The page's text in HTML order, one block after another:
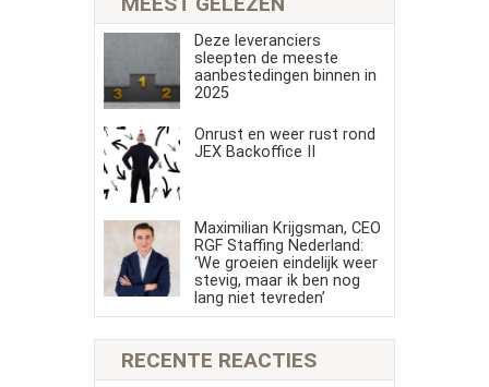
Deze leveranciers
sleepten de meeste
aanbestedingen binnen in
2025
Onrust en weer rust rond
JEX Backoffice II
Maximilian Krijgsman, CEO
RGF Staffing Nederland:
‘We groeien eindelijk weer
stevig, maar ik ben nog
lang niet tevreden’
RECENTE REACTIES